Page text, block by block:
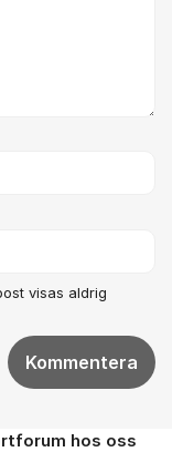
visas aldrig
Kommentera
hos oss